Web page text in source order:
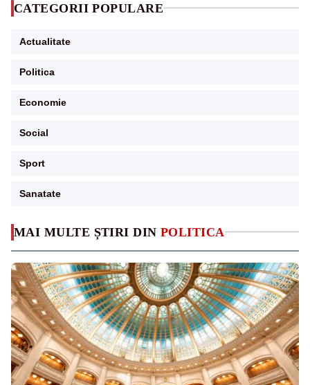
MAI MULTE ȘTIRI DIN POLITICA
CATEGORII POPULARE
Actualitate
Politica
Economie
Social
Sport
Sanatate